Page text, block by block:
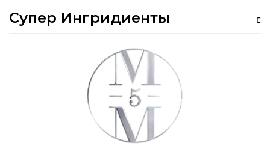
Супер Ингридиенты